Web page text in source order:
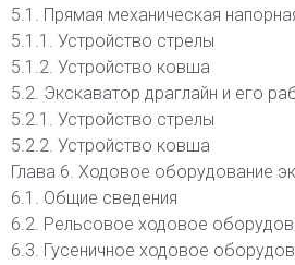
5.1. Прямая механическая
5.1.1. Устройство стрелы
5.1.2. Устройство ковша
5.2. Экскаватор драглайн и его
5.2.1. Устройство стрелы
5.2.2. Устройство ковша
Глава 6. Ходовое оборудование
6.1. Общие сведения
6.2. Рельсовое ходовое
6.3. Гусеничное ходовое